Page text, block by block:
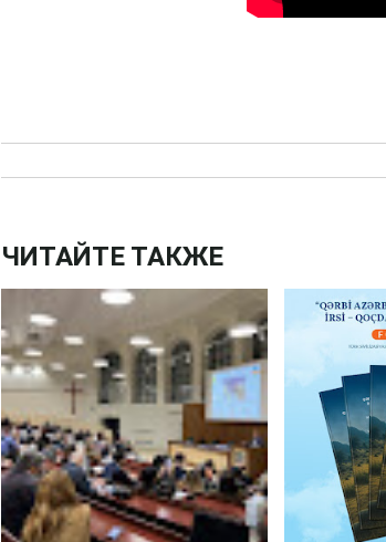
ЧИТАЙТЕ ТАКЖЕ